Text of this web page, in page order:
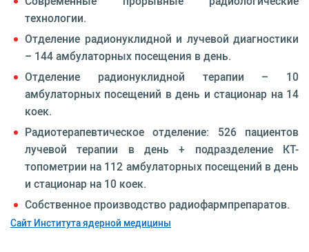
технологии.
Отделение радионуклидной и лучевой диагностики
– 144 амбулаторных посещения в день.
Отделение радионуклидной терапии – 10
амбулаторных посещений в день и стационар на 14
коек.
Радиотерапевтическое отделение: 526 пациентов
лучевой терапии в день + подразделение КТ-
топометрии на 112 амбулаторных посещений в день
и стационар на 10 коек.
Собственное производство радиофармпрепаратов.
Сайт Института ядерной медицины